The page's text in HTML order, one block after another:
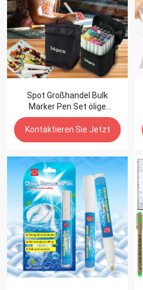
Spot Großhandel Bulk
Marker Pen Set ölige
doppelköpfige Farbe
Student Kunst Malpinsel
Kontaktieren Sie Jetzt